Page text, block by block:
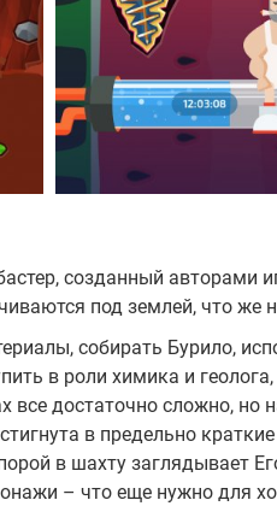
созданный авторами
под землей, что же
собирать Бурило,
в роли химика и
все достаточно сложно, но
в предельно
в шахту заглядывает
– что еще нужно для